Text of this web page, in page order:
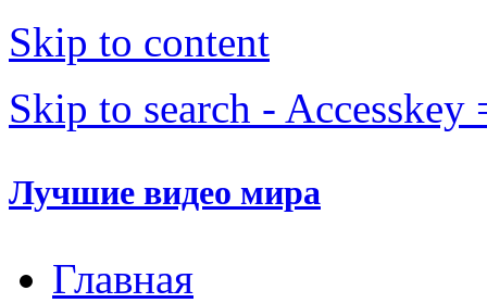
Skip to content
Skip to search - Accesskey
Лучшие видео мира
Главная